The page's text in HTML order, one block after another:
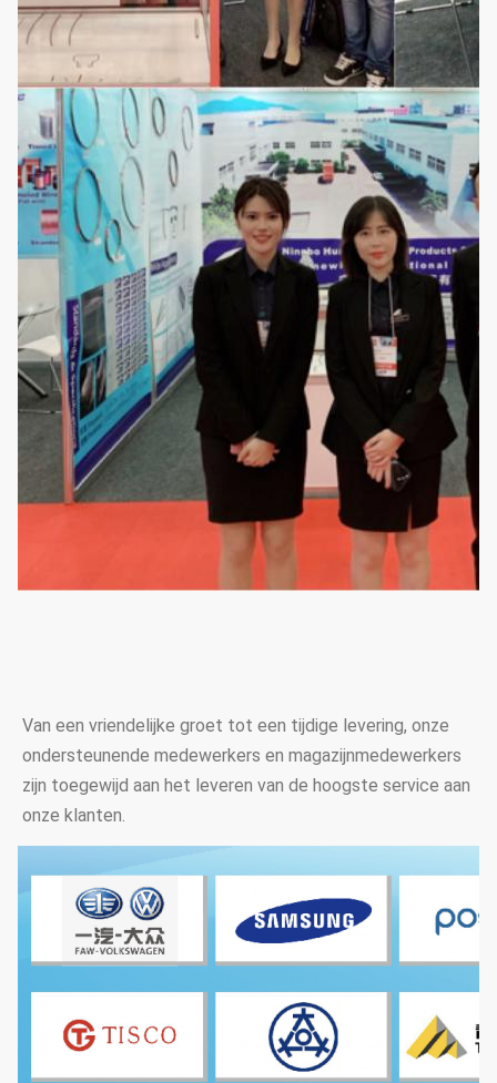
Van een vriendelijke groet tot een tijdige levering, onze
ondersteunende medewerkers en magazijnmedewerkers
zijn toegewijd aan het leveren van de hoogste service aan
onze klanten.